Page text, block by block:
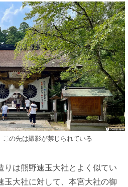
この先は撮影が禁じられている
りは熊野速玉大社とよく似てい
玉大社に対して、本宮大社の御